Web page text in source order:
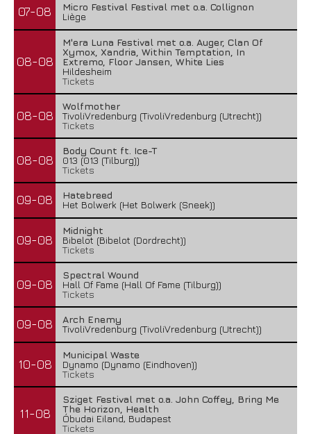
07-08
Micro Festival Festival met o.a. Collignon
Liège
08-08
M'era Luna Festival met o.a. Auger, Clan Of
Xymox, Xandria, Within Temptation, In
Extremo, Floor Jansen, White Lies
Hildesheim
Tickets
08-08
Wolfmother
TivoliVredenburg (TivoliVredenburg (Utrecht))
Tickets
08-08
Body Count ft. Ice-T
013 (013 (Tilburg))
Tickets
09-08
Hatebreed
Het Bolwerk (Het Bolwerk (Sneek))
09-08
Midnight
Bibelot (Bibelot (Dordrecht))
Tickets
09-08
Spectral Wound
Hall Of Fame (Hall Of Fame (Tilburg))
Tickets
09-08
Arch Enemy
TivoliVredenburg (TivoliVredenburg (Utrecht))
10-08
Municipal Waste
Dynamo (Dynamo (Eindhoven))
Tickets
11-08
Sziget Festival met o.a. John Coffey, Bring Me
The Horizon, Health
Óbudai Eiland, Budapest
Tickets